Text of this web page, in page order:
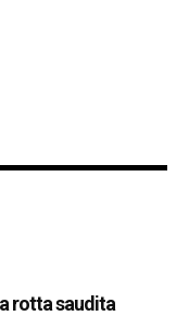
rotta saudita